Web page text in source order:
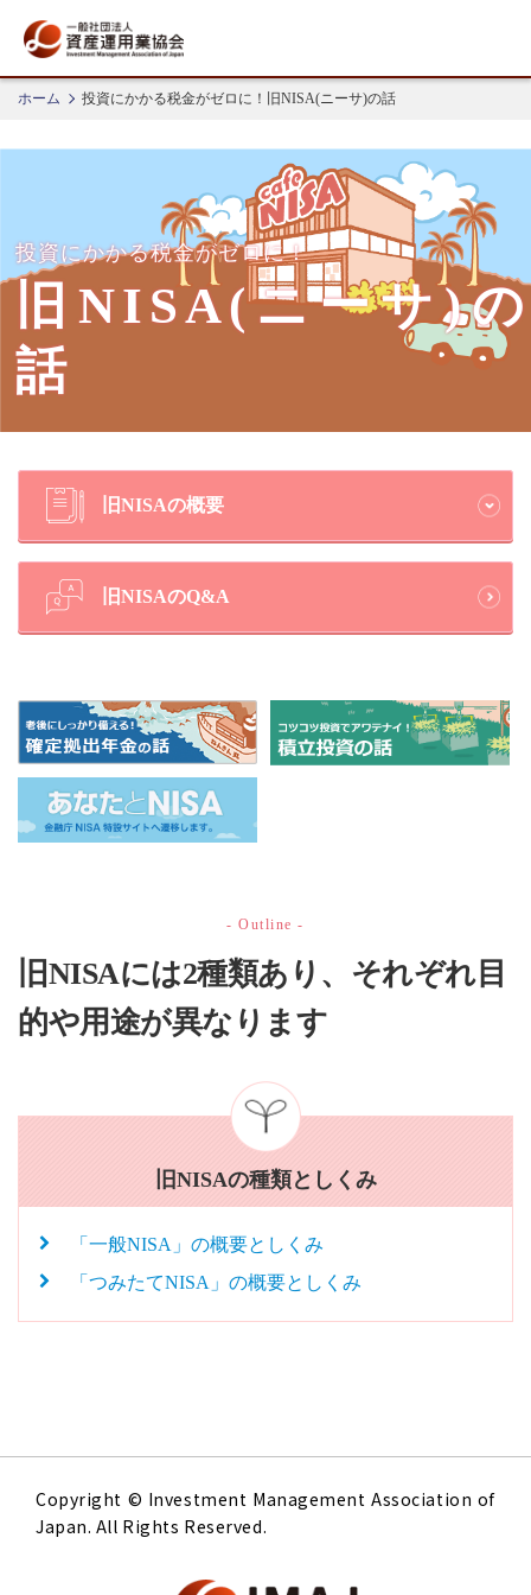
ホーム 投資にかかる税金がゼロに！旧NISA(ニーサ)の話
投資にかかる税金がゼロに！
旧NISA(ニーサ)の
話
旧NISAの概要
旧NISAのQ&A
- Outline -
旧NISAには2種類あり、それぞれ目
的や用途が異なります
旧NISAの種類としくみ
「一般NISA」の概要としくみ
「つみたてNISA」の概要としくみ
Copyright © Investment Management Association of
Japan. All Rights Reserved.